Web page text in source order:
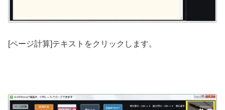
[ページ計算]テキストをクリックします。